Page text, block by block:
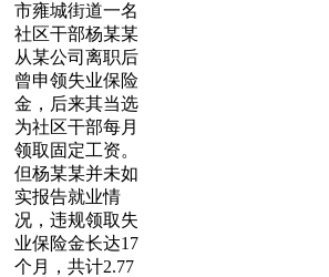
市雍城街道一名
社区干部杨某某
从某公司离职后
曾申领失业保险
金，后来其当选
为社区干部每月
领取固定工资。
但杨某某并未如
实报告就业情
况，违规领取失
业保险金长达17
个月，共计2.77